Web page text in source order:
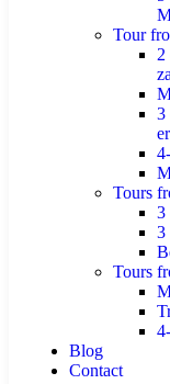
Tour
2
3
Tours
3
3
Tours
Blog
Contact